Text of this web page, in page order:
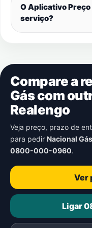
O Aplicativo
serviço?
Compare a
Gás com
Realengo
Veja preço, prazo de
para pedir Nacional Gás
0800-000-0960.
Ver
Ligar